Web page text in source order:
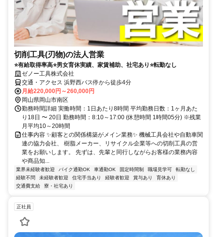
切削工具(刃物)の法人営業
⭐有給取得率高⭐男女育休実績、家賃補助、社宅あり⭐転勤なし
ゼノー工具株式会社
交通・アクセス 浜野西バス停から徒歩4分
月給220,000円～260,000円
岡山県岡山市南区
勤務時間詳細 実働時間：1日あたり8時間 平均勤務日数：1ヶ月あた
り18日 〜 20日 勤務時間：8:10～17:00 (休憩時間 1時間05分) ※残業
月平均10～20時間
仕事内容 ✨顧客との関係構築がメイン業務✨ 機械工具会社や自動車関
連の協力会社、 樹脂メーカー、リサイクル企業等への切削工具の営
業をお願いします。 先ずは、先輩と同行しながらお客様の業務内容
や商品知...
業界未経験者歓迎 バイク通勤OK 車通勤OK 固定時間制 職場見学可
転勤なし
経験不問
未経験者歓迎 住宅手当あり 経験者歓迎 賞与あり
育休あり
交通費支給
寮・社宅あり
正社員